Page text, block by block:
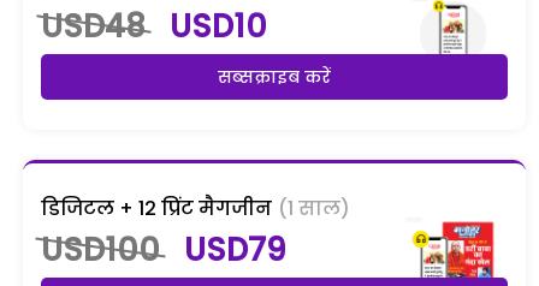
USD48 USD10
सब्सक्राइब करें
डिजिटल + 12 प्रिंट मैगजीन (1 साल)
USD100 USD79